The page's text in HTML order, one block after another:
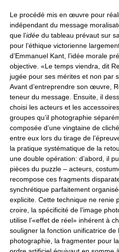
Le procédé mis en œuvre pour
indépendant du message
que l’idée du tableau prévaut sur
pour l’éthique victorienne
d’Emmanuel Kant, l’idée morale
objective. «Le temps viendra, dit
jugée pour ses mérites et non par
Avant d’entreprendre son œuvre,
teneur du message. Ensuite, il
choisi les acteurs et les
groupes qu’il photographie
composée d’une vingtaine de
entre eux lors du tirage de
la pratique systématique de la
une double opération: d’abord, il
pièces du puzzle – acteurs,
recompose ces fragments
synchrétique parfaitement
explicite. Cette technique ne renie
croire, la spécificité de l’image
utilise l’«effet de réel» inhérent à
souligner la fonction unificatrice de
photographie, la fragmenter pour